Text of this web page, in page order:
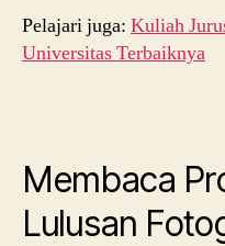
Pelajari juga: Kuliah
Universitas Terbaiknya
Membaca
Lulusan